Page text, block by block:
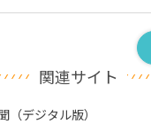
関連サイト
（デジタル版）